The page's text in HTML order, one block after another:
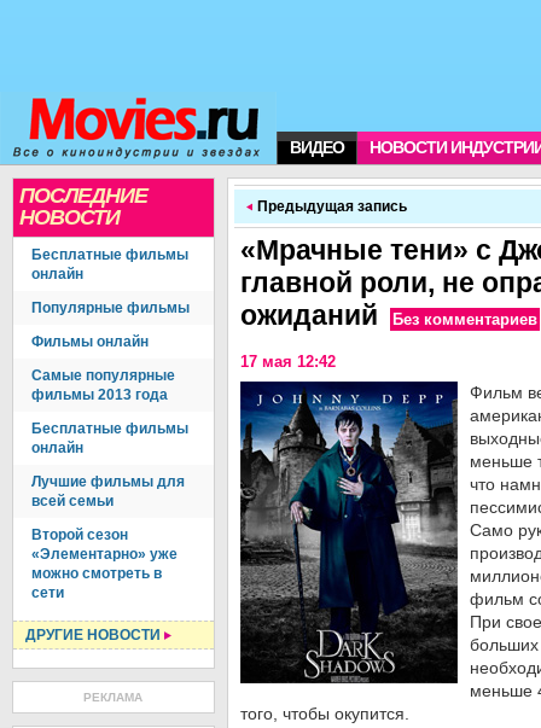
ВИДЕО НОВОСТИ
ПОСЛЕДНИЕ
НОВОСТИ
Бесплатные фильмы
онлайн
Популярные фильмы
Фильмы онлайн
Самые популярные
фильмы 2013 года
Бесплатные фильмы
онлайн
Лучшие фильмы для
всей семьи
Второй сезон
«Элементарно» уже
можно смотреть в
сети
ДРУГИЕ НОВОСТИ
РЕКЛАМА
Предыдущая запись
«Мрачные тени» с
главной роли, не
ожиданий
Без комментариев
17 мая 12:42
Фильм
меньше
что
Само
фильм
При
больших
меньше
того, чтобы окупится.